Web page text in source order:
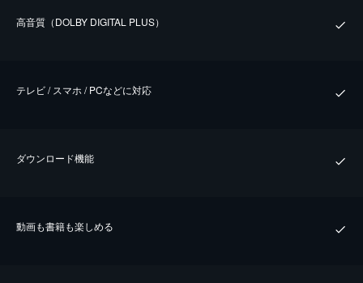
⾼⾳質（DOLBY DIGITAL PLUS）
テレビ / スマホ / PCなどに対応
ダウンロード機能
動画も書籍も楽しめる